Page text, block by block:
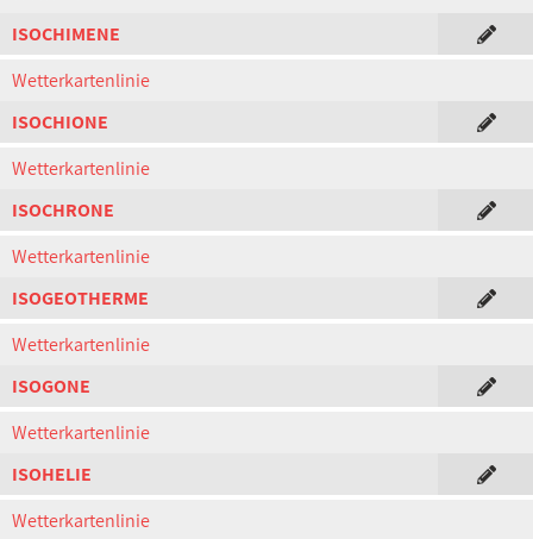
ISOCHIMENE
Wetterkartenlinie
ISOCHIONE
Wetterkartenlinie
ISOCHRONE
Wetterkartenlinie
ISOGEOTHERME
Wetterkartenlinie
ISOGONE
Wetterkartenlinie
ISOHELIE
Wetterkartenlinie